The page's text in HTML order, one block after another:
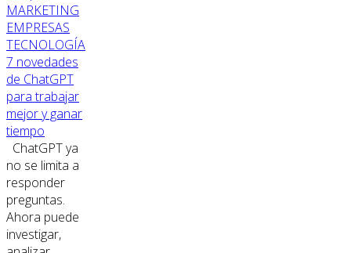
MARKETING
EMPRESAS
TECNOLOGÍA
7 novedades
de ChatGPT
para trabajar
mejor y ganar
tiempo
ChatGPT ya
no se limita a
responder
preguntas.
Ahora puede
investigar,